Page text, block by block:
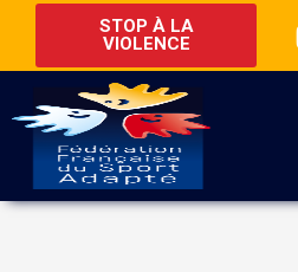
STOP À LA
VIOLENCE